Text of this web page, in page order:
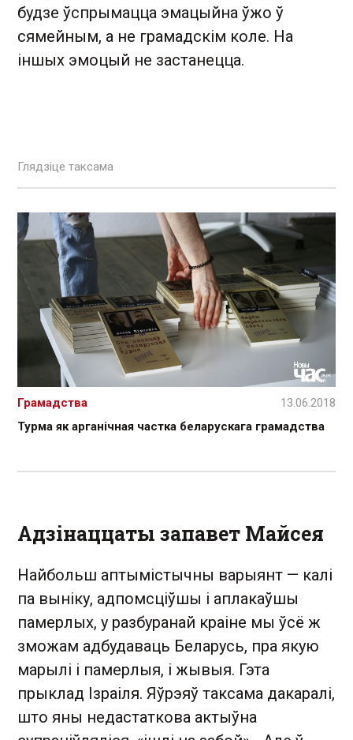
будзе ўспрымацца эмацыйна ўжо ў
сямейным, а не грамадскім коле. На
іншых эмоцый не застанецца.
Глядзіце таксама
Турма як арганічная частка беларускага грамадства
Грамадства 13.06.2018
Адзінаццаты запавет Майсея
Найбольш аптымістычны варыянт — калі
па выніку, адпомсціўшы і аплакаўшы
памерлых, у разбуранай краіне мы ўсё ж
зможам адбудаваць Беларусь, пра якую
марылі і памерлыя, і жывыя. Гэта
прыклад Ізраіля. Яўрэяў таксама дакаралі,
што яны недастаткова актыўна